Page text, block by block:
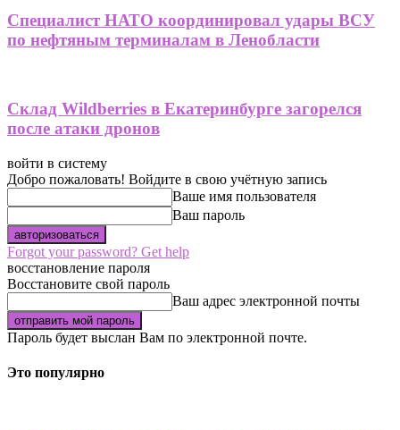
Специалист НАТО координировал удары ВСУ
по нефтяным терминалам в Ленобласти
Склад Wildberries в Екатеринбурге загорелся
после атаки дронов
войти в систему
Добро пожаловать! Войдите в свою учётную запись
Ваше имя пользователя
Ваш пароль
Forgot your password? Get help
восстановление пароля
Восстановите свой пароль
Ваш адрес электронной почты
Пароль будет выслан Вам по электронной почте.
Это популярно